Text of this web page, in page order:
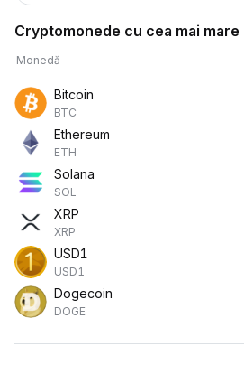
Cryptomonede cu cea mai
Monedă
Bitcoin
BTC
Ethereum
ETH
Solana
SOL
XRP
XRP
USD1
USD1
Dogecoin
DOGE